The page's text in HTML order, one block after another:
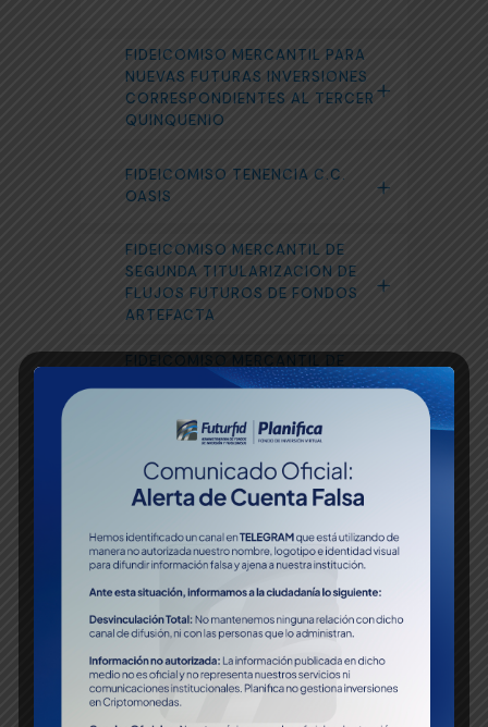
FIDEICOMISO MERCANTIL PARA
NUEVAS FUTURAS INVERSIONES
CORRESPONDIENTES AL TERCER
QUINQUENIO
FIDEICOMISO TENENCIA C.C.
OASIS
FIDEICOMISO MERCANTIL DE
SEGUNDA TITULARIZACION DE
FLUJOS FUTUROS DE FONDOS
ARTEFACTA
FIDEICOMISO MERCANTIL DE
TERCERA TITULARIZACION DE
FIDEICOMISO MERCANTIL
SEGUNDA TITULARIZACION DE
FLUJOS FUTUROS DE FONDOS LA
FIDEICOMISO MERCANTIL DE
PRIMERA TITULARIZACION DE
FLUJOS FUTUROS GENERADOS
EN DERECHOS DE COBRO
FIDEICOMISO MERCANTIL M-02-